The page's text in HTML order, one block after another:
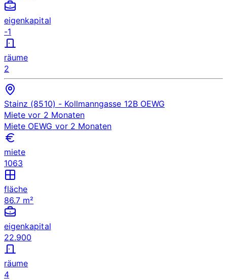
eigenkapital
-1
räume
2
Stainz (8510) - Kollmanngasse 12B OEWG
Miete vor 2 Monaten
Miete OEWG vor 2 Monaten
miete
1063
fläche
86.7 m²
eigenkapital
22.900
räume
4